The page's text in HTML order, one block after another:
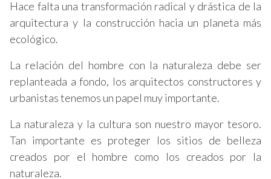
Hace falta una transformación radical y drástica de la
arquitectura y la construcción hacia un planeta más
ecológico.
La relación del hombre con la naturaleza debe ser
replanteada a fondo, los arquitectos constructores y
urbanistas tenemos un papel muy importante.
La naturaleza y la cultura son nuestro mayor tesoro.
Tan importante es proteger los sitios de belleza
creados por el hombre como los creados por la
naturaleza.